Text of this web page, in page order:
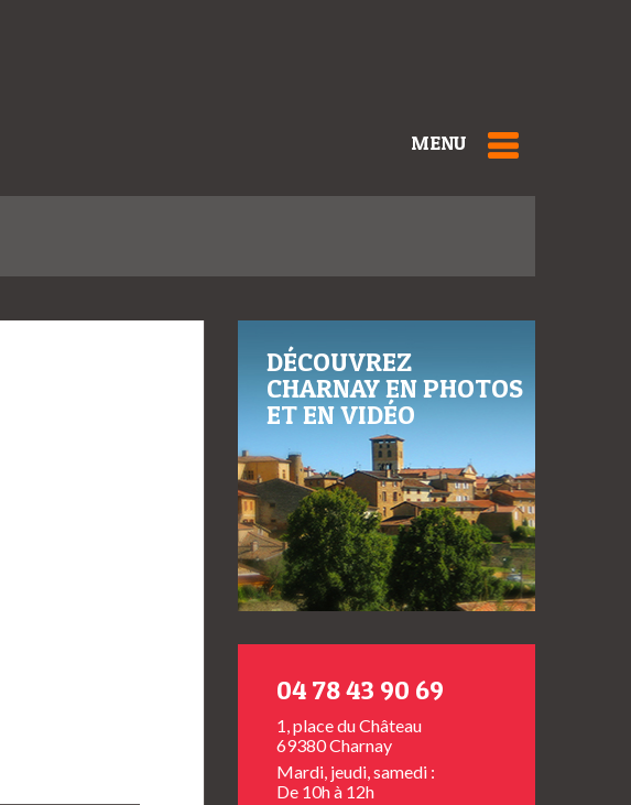
MENU
DÉCOUVREZ
CHARNAY EN PHOTOS
ET EN VIDÉO
04 78 43 90 69
1, place du Château
69380 Charnay
Mardi, jeudi, samedi :
De 10h à 12h